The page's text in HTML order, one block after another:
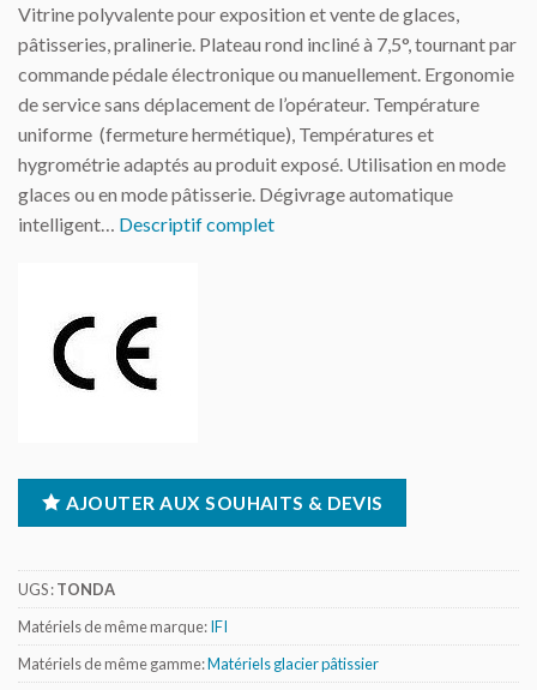
Vitrine polyvalente pour exposition et vente de glaces,
pâtisseries, pralinerie. Plateau rond incliné à 7,5°, tournant par
commande pédale électronique ou manuellement. Ergonomie
de service sans déplacement de l’opérateur. Température
uniforme (fermeture hermétique), Températures et
hygrométrie adaptés au produit exposé. Utilisation en mode
glaces ou en mode pâtisserie. Dégivrage automatique
intelligent… Descriptif complet
AJOUTER AUX SOUHAITS & DEVIS
UGS :TONDA
Matériels de même marque:IFI
Matériels de même gamme:Matériels glacier pâtissier